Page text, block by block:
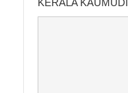
KERALA KAUMUDI